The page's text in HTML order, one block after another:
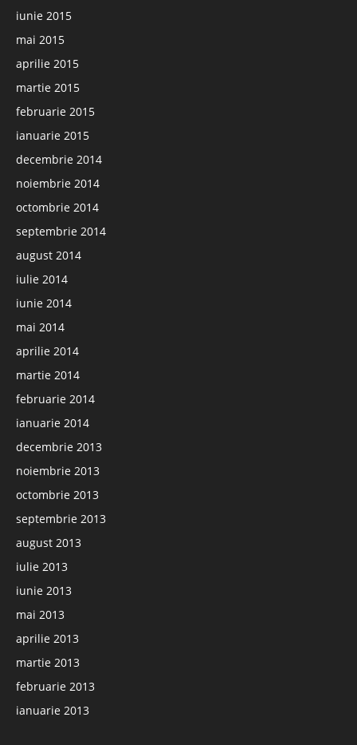
iunie 2015
mai 2015
aprilie 2015
martie 2015
februarie 2015
ianuarie 2015
decembrie 2014
noiembrie 2014
octombrie 2014
septembrie 2014
august 2014
iulie 2014
iunie 2014
mai 2014
aprilie 2014
martie 2014
februarie 2014
ianuarie 2014
decembrie 2013
noiembrie 2013
octombrie 2013
septembrie 2013
august 2013
iulie 2013
iunie 2013
mai 2013
aprilie 2013
martie 2013
februarie 2013
ianuarie 2013